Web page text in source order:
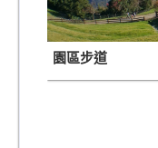
園區步道